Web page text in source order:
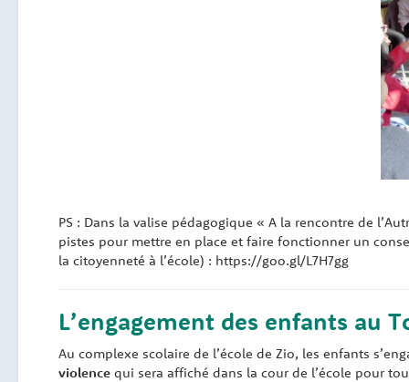
PS : Dans la valise pédagogique « A la rencontre de
pistes pour mettre en place et faire fonctionner un
la citoyenneté à l’école) : https://goo.gl/L7H7gg
L’engagement des enfants au
Au complexe scolaire de l’école de Zio, les enfants
violence qui sera affiché dans la cour de l’école pour